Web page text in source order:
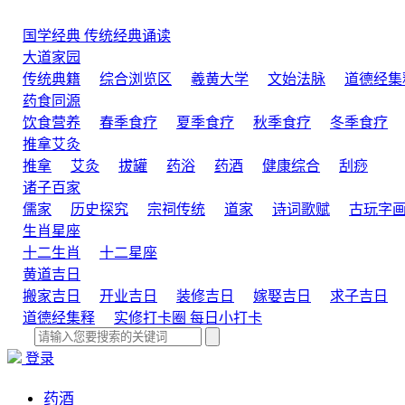
国学经典 传统经典诵读
大道家园
传统典籍
综合浏览区 羲黄大学 文始法脉
道德经集
药食同源
饮食营养
春季食疗 夏季食疗 秋季食疗 冬季食疗
推拿艾灸
推拿
艾灸 拔罐 药浴 药酒 健康综合
刮痧
诸子百家
儒家
历史探究 宗祠传统 道家 诗词歌赋 古玩字画
生肖星座
十二生肖
十二星座
黄道吉日
搬家吉日
开业吉日 装修吉日 嫁娶吉日
求子吉日
道德经集释
实修打卡圈 每日小打卡
登录
药酒